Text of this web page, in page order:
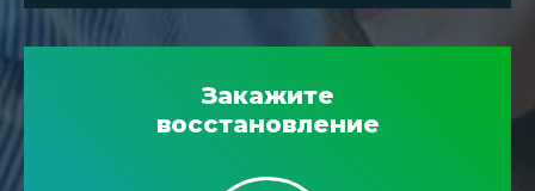
Закажите
восстановление